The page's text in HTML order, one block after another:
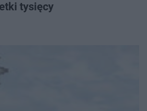
tysięcy